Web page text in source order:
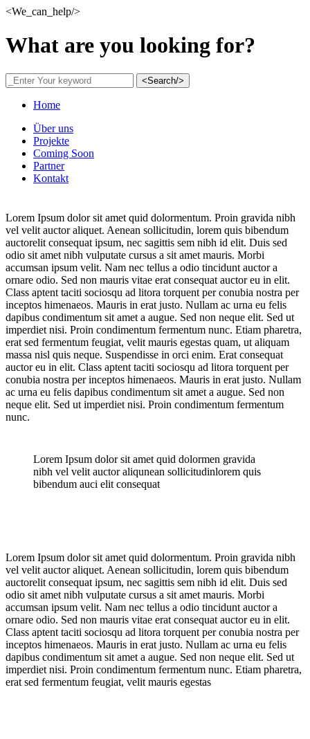
<We_can_help/>
What are you looking for?
<Search/>
Home
Über uns
Projekte
Coming Soon
Partner
Kontakt
Lorem Ipsum dolor sit amet quid dolormentum. Proin gravida nibh
vel velit auctor aliquet. Aenean sollicitudin, lorem quis bibendum
auctorelit consequat ipsum, nec sagittis sem nibh id elit. Duis sed
odio sit amet nibh vulputate cursus a sit amet mauris. Morbi
accumsan ipsum velit. Nam nec tellus a odio tincidunt auctor a
ornare odio. Sed non mauris vitae erat consequat auctor eu in elit.
Class aptent taciti sociosqu ad litora torquent per conubia nostra per
inceptos himenaeos. Mauris in erat justo. Nullam ac urna eu felis
dapibus condimentum sit amet a augue. Sed non neque elit. Sed ut
imperdiet nisi. Proin condimentum fermentum nunc. Etiam pharetra,
erat sed fermentum feugiat, velit mauris egestas quam, ut aliquam
massa nisl quis neque. Suspendisse in orci enim. Erat consequat
auctor eu in elit. Class aptent taciti sociosqu ad litora torquent per
conubia nostra per inceptos himenaeos. Mauris in erat justo. Nullam
ac urna eu felis dapibus condimentum sit amet a augue. Sed non
neque elit. Sed ut imperdiet nisi. Proin condimentum fermentum
nunc.
Lorem Ipsum dolor sit amet quid dolormen gravida
nibh vel velit auctor aliqunean sollicitudinlorem quis
bibendum auci elit consequat
Lorem Ipsum dolor sit amet quid dolormentum. Proin gravida nibh
vel velit auctor aliquet. Aenean sollicitudin, lorem quis bibendum
auctorelit consequat ipsum, nec sagittis sem nibh id elit. Duis sed
odio sit amet nibh vulputate cursus a sit amet mauris. Morbi
accumsan ipsum velit. Nam nec tellus a odio tincidunt auctor a
ornare odio. Sed non mauris vitae erat consequat auctor eu in elit.
Class aptent taciti sociosqu ad litora torquent per conubia nostra per
inceptos himenaeos. Mauris in erat justo. Nullam ac urna eu felis
dapibus condimentum sit amet a augue. Sed non neque elit. Sed ut
imperdiet nisi. Proin condimentum fermentum nunc. Etiam pharetra,
erat sed fermentum feugiat, velit mauris egestas